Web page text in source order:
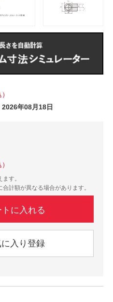
2026年08月18日
す。
計額が異なる場合があります。
トに入れる
入り登録